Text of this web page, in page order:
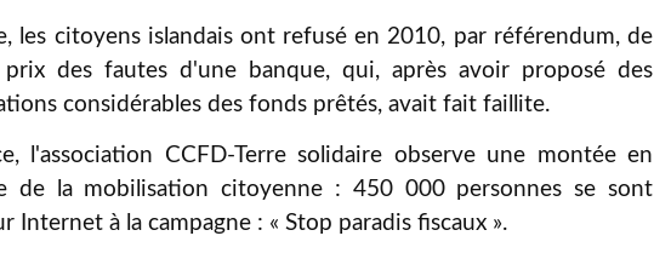
les citoyens islandais ont refusé en 2010, par référendum, de
des fautes d'une banque, qui, après avoir proposé des
considérables des fonds prêtés, avait fait faillite.
l'association CCFD-Terre solidaire observe une montée en
de la mobilisation citoyenne : 450 000 personnes se sont
Internet à la campagne : « Stop paradis fiscaux ».